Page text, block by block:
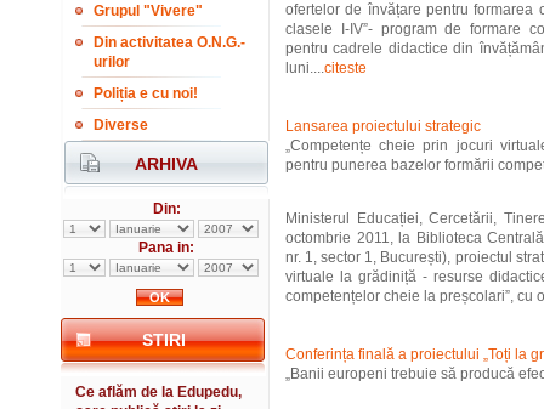
Grupul "Vivere"
Din activitatea O.N.G.-
urilor
Poliția e cu noi!
Diverse
ARHIVA
Din:
Pana in:
STIRI
Ce aflăm de la Edupedu,
ofertelor de învățare pentru formarea
clasele I-IV”- program de formare
pentru cadrele didactice din
luni....citeste
Lansarea proiectului strategic
„Competențe cheie prin jocuri
pentru punerea bazelor formării
Ministerul Educației, Cercetării,
octombrie 2011, la Biblioteca
nr. 1, sector 1, București), proiectul
virtuale la grădiniță - resurse
competențelor cheie la preșcolari”, cu
Conferința finală a proiectului „Toți la
„Banii europeni trebuie să producă